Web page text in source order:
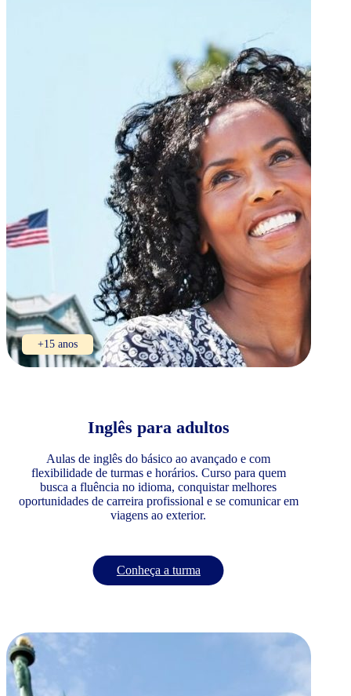
+15 anos
Inglês para adultos
Aulas de inglês do básico ao avançado e com
flexibilidade de turmas e horários. Curso para quem
busca a fluência no idioma, conquistar melhores
oportunidades de carreira profissional e se comunicar em
viagens ao exterior.
Conheça a turma